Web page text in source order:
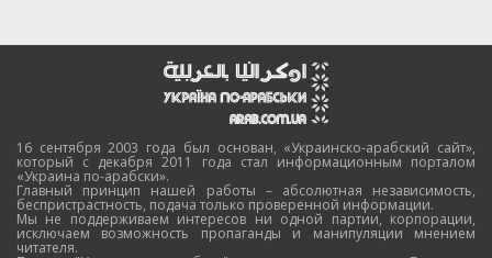
16 сентября 2003 года был основан, «Украинско-арабский сайт»,
который с декабря 2011 года стал информационным порталом
«Украина по-арабски».
Главный принцип нашей работы – абсолютная независимость,
беспристрастность, подача только проверенной информации.
Мы не поддерживаем интересов ни одной партии, корпорации,
исключаем возможность пропаганды и манипуляции мнением
читателя.